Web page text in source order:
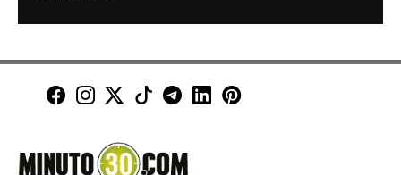
Minuto30 en Facebook
Minuto30 en Instagram
Minuto30 en X (Twitter)
Minuto30 en TikTok
Canal de Minuto30 en
Minuto30 en LinkedIn
Minuto30 en